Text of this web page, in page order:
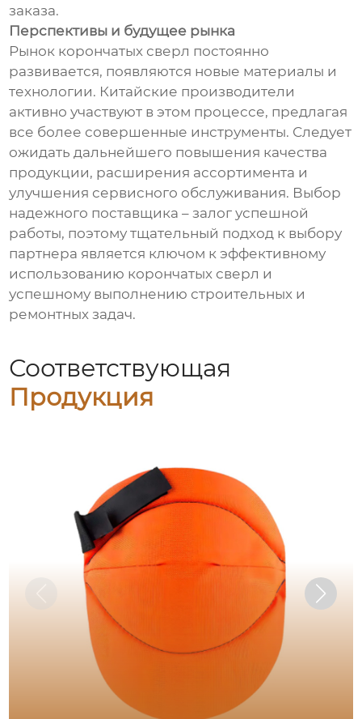
заказа.
Перспективы и будущее рынка
Рынок корончатых сверл постоянно
развивается, появляются новые материалы и
технологии. Китайские производители
активно участвуют в этом процессе, предлагая
все более совершенные инструменты. Следует
ожидать дальнейшего повышения качества
продукции, расширения ассортимента и
улучшения сервисного обслуживания. Выбор
надежного поставщика – залог успешной
работы, поэтому тщательный подход к выбору
партнера является ключом к эффективному
использованию корончатых сверл и
успешному выполнению строительных и
ремонтных задач.
Соответствующая
Продукция